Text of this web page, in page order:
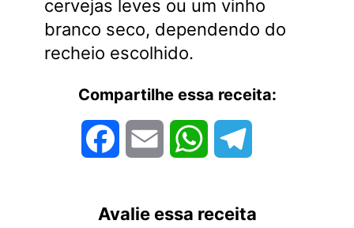
cervejas leves ou um vinho
branco seco, dependendo do
recheio escolhido.
Compartilhe essa receita:
FacebookEmail WhatsApp
Avalie essa receita